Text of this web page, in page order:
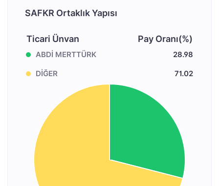
SAFKR Ortaklık Yapısı
Ticari Ünvan Pay Oranı(%)
ABDİ MERTTÜRK 28.98
DİĞER 71.02